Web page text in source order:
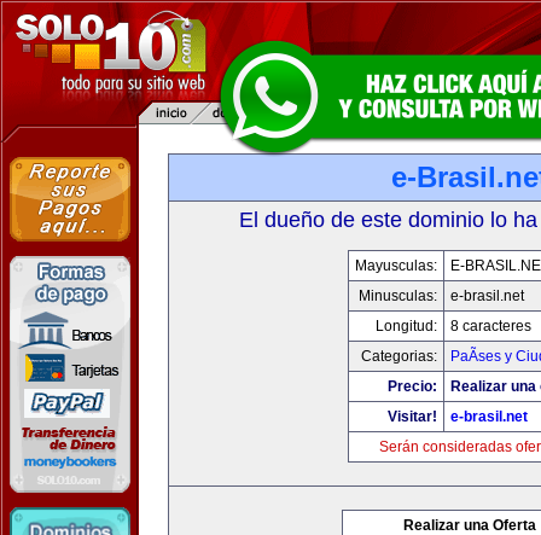
e-
El dueño de este dominio lo
Mayusculas:
E-
Minusculas:
e-brasil.net
Longitud:
8 caracteres
Categorias:
PaÃ­ses y
Precio:
Realizar
Visitar!
e-brasil.net
Serán consideradas
Realizar una Oferta